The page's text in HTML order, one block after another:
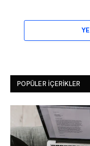
POPÜLER İÇERIKLER